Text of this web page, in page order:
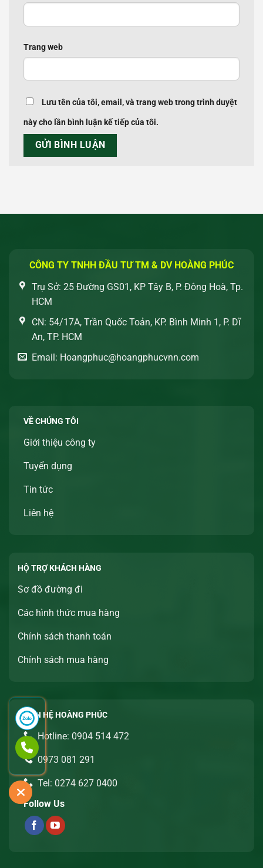
Trang web
Lưu tên của tôi, email, và trang web trong trình duyệt
này cho lần bình luận kế tiếp của tôi.
CÔNG TY TNHH ĐẦU TƯ TM & DV HOÀNG PHÚC
Trụ Sở: 25 Đường GS01, KP Tây B, P. Đông Hoà, Tp.
HCM
CN: 54/17A, Trần Quốc Toản, KP. Bình Minh 1, P. Dĩ
An, TP. HCM
Email: Hoangphuc@hoangphucvnn.com
VỀ CHÚNG TÔI
Giới thiệu công ty
Tuyển dụng
Tin tức
Liên hệ
HỘ TRỢ KHÁCH HÀNG
Sơ đồ đường đi
Các hình thức mua hàng
Chính sách thanh toán
Chính sách mua hàng
LIÊN HỆ HOÀNG PHÚC
Hotline: 0904 514 472
0973 081 291
Tel: 0274 627 0400
Follow Us